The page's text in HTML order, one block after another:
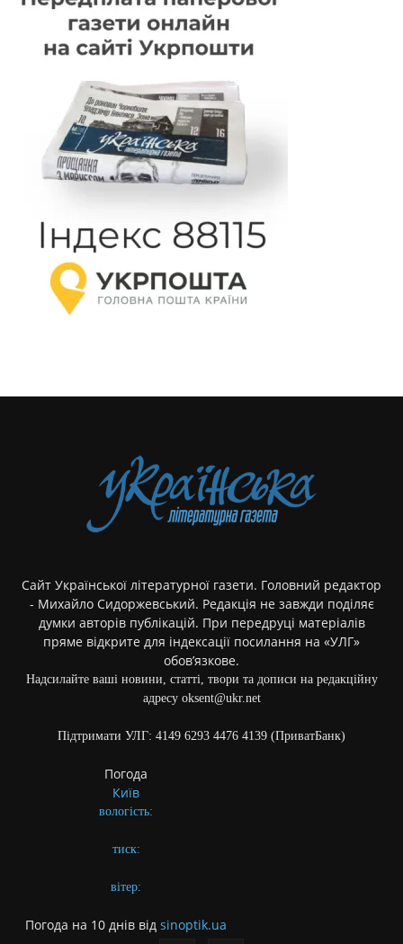
Сайт Української літературної газети. Головний редактор
- Михайло Сидоржевський. Редакція не завжди поділяє
думки авторів публікацій. При передруці матеріалів
пряме відкрите для індексації посилання на «УЛГ»
обов’язкове.
Надсилайте ваші новини, статті, твори та дописи на редакційну
адресу oksent@ukr.net
Підтримати УЛГ: 4149 6293 4476 4139 (ПриватБанк)
Погода
Київ
вологість:
тиск:
вітер:
Погода на 10 днів від sinoptik.ua